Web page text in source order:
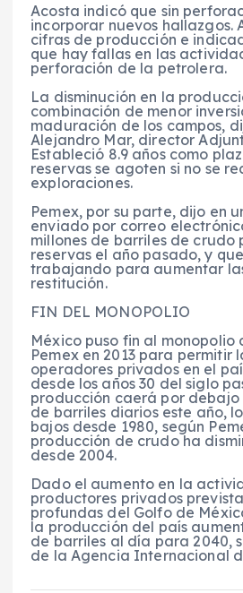
Acosta indicó que sin
incorporar nuevos hallazgos.
cifras de producción e
que hay fallas en las
perforación de la petrolera.
La disminución en la
combinación de menor
maduración de los campos,
Alejandro Mar, director
Estableció 8.9 años como
reservas se agoten si no se
exploraciones.
Pemex, por su parte, dijo en
enviado por correo
millones de barriles de crudo
reservas el año pasado, y
trabajando para aumentar
restitución.
FIN DEL MONOPOLIO
México puso fin al monopolio
Pemex en 2013 para
operadores privados en el
desde los años 30 del siglo
producción caerá por debajo
de barriles diarios este año,
bajos desde 1980, según
producción de crudo ha
desde 2004.
Dado el aumento en la
productores privados
profundas del Golfo de
la producción del país
de barriles al día para 2040,
de la Agencia Internacional